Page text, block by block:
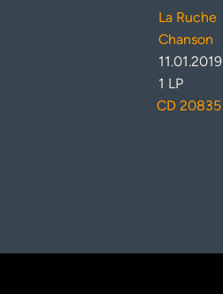
La Ruche
Chanson
11.01.2019
1 LP
CD 20835